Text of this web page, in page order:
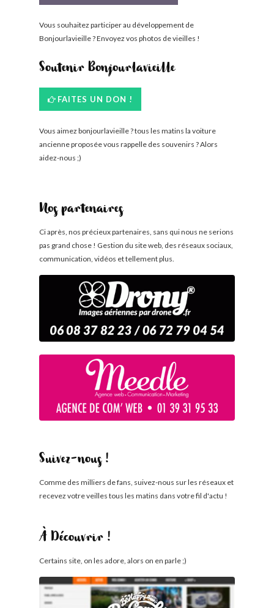
Vous souhaitez participer au développement de
Bonjourlavieille ? Envoyez vos photos de vieilles !
Soutenir Bonjourlavieille
FAITES UN DON !
Vous aimez bonjourlavieille ? tous les matins la voiture
ancienne proposée vous rappelle des souvenirs ? Alors
aidez-nous ;)
Nos partenaires
Ci après, nos précieux partenaires, sans qui nous ne serions
pas grand chose ! Gestion du site web, des réseaux sociaux,
communication, vidéos et tellement plus.
Suivez-nous !
Comme des milliers de fans, suivez-nous sur les réseaux et
recevez votre veilles tous les matins dans votre fil d'actu !
À Découvrir !
Certains site, on les adore, alors on en parle ;)